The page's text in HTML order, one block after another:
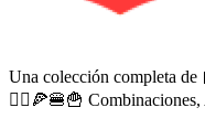
Una colección completa
🙅‍♀️🍕🍔🍟